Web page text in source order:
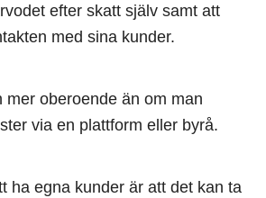
efter skatt själv samt att
med sina kunder.
mer oberoende än om man
via en plattform eller byrå.
ha egna kunder är att det kan ta